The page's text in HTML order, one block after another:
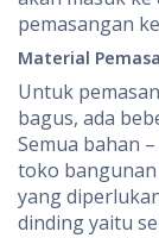
pemasangan
Material
Untuk
bagus, ada
Semua bahan
toko
yang
dinding yaitu